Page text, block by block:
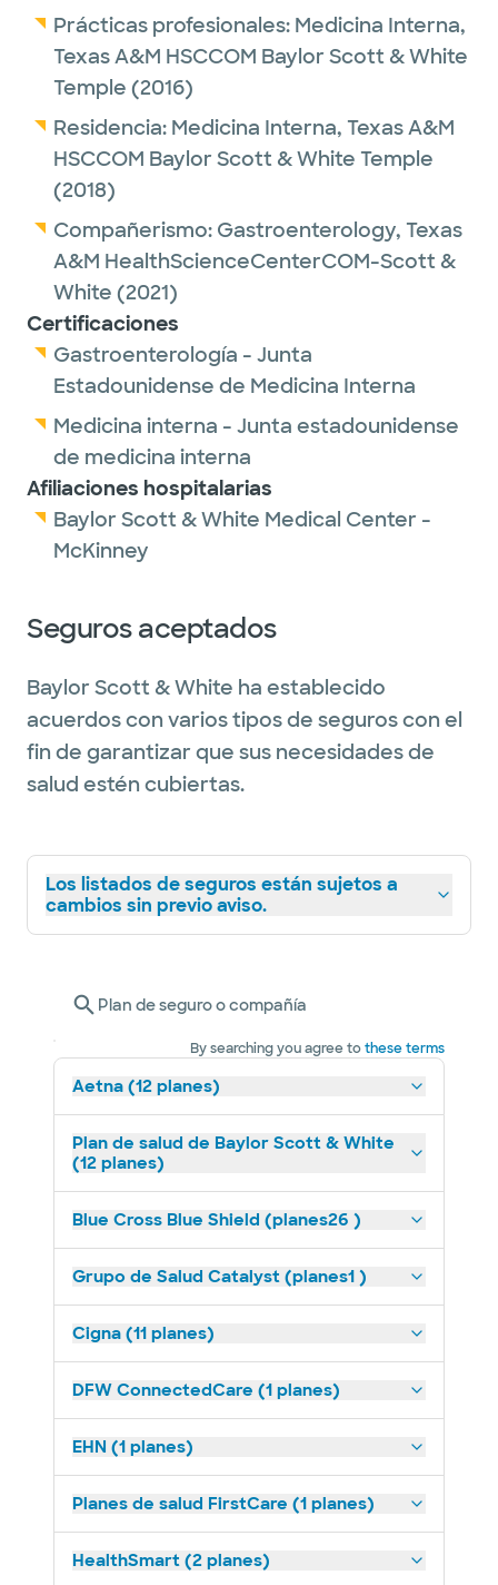
Prácticas profesionales: Medicina Interna,
Texas A&M HSCCOM Baylor Scott & White
Temple (2016)
Residencia: Medicina Interna, Texas A&M
HSCCOM Baylor Scott & White Temple
(2018)
Compañerismo: Gastroenterology, Texas
A&M HealthScienceCenterCOM-Scott &
White (2021)
Certificaciones
Gastroenterología - Junta
Estadounidense de Medicina Interna
Medicina interna - Junta estadounidense
de medicina interna
Afiliaciones hospitalarias
Baylor Scott & White Medical Center -
McKinney
Seguros aceptados
Baylor Scott & White ha establecido
acuerdos con varios tipos de seguros con el
fin de garantizar que sus necesidades de
salud estén cubiertas.
Los listados de seguros están sujetos a
cambios sin previo aviso.
Plan de seguro o compañía
By searching you agree tothese terms
Aetna (12 planes)
Plan de salud de Baylor Scott & White
(12 planes)
Blue Cross Blue Shield (planes26 )
Grupo de Salud Catalyst (planes1 )
Cigna (11 planes)
DFW ConnectedCare (1 planes)
EHN (1 planes)
Planes de salud FirstCare (1 planes)
HealthSmart (2 planes)